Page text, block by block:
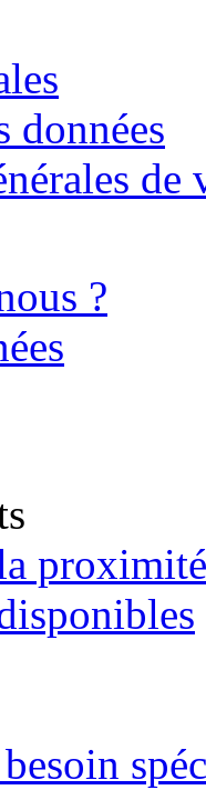
données
de
?
proximité